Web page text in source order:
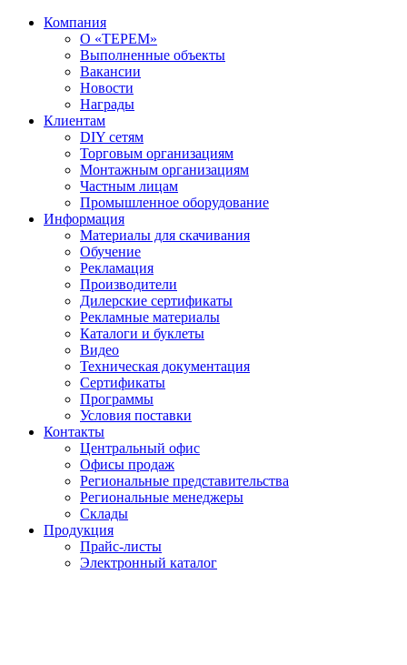
Компания
О «ТЕРЕМ»
Выполненные объекты
Вакансии
Новости
Награды
Клиентам
DIY сетям
Торговым организациям
Монтажным организациям
Частным лицам
Промышленное оборудование
Информация
Материалы для скачивания
Обучение
Рекламация
Производители
Дилерские сертификаты
Рекламные материалы
Каталоги и буклеты
Видео
Техническая документация
Сертификаты
Программы
Условия поставки
Контакты
Центральный офис
Офисы продаж
Региональные представительства
Региональные менеджеры
Склады
Продукция
Прайс-листы
Электронный каталог